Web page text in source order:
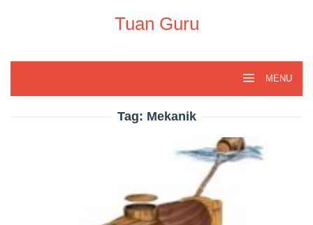
Tuan Guru
MENU
Tag: Mekanik